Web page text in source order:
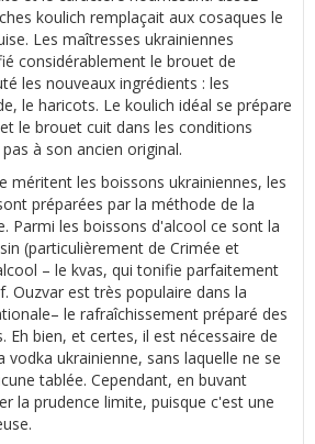
koulich remplaçait aux cosaques le
Les maîtresses ukrainiennes
considérablement le brouet de
les nouveaux ingrédients : les
le haricots. Le koulich idéal se prépare
le brouet cuit dans les conditions
à son ancien original.
méritent les boissons ukrainiennes, les
préparées par la méthode de la
Parmi les boissons d'alcool ce sont la
(particulièrement de Crimée et
– le kvas, qui tonifie parfaitement
Ouzvar est très populaire dans la
le rafraîchissement préparé des
Eh bien, et certes, il est nécessaire de
ukrainienne, sans laquelle ne se
tablée. Cependant, en buvant
la prudence limite, puisque c'est une